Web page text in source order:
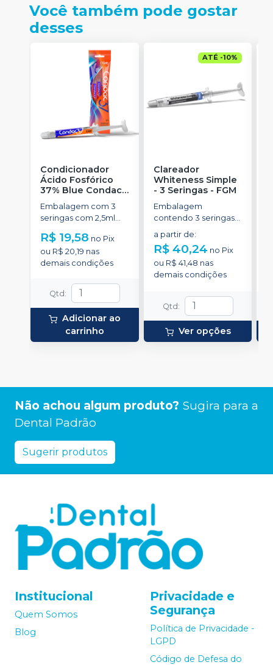
Você também pode gostar
desses
Condicionador
Ácido Fosfórico
37% Blue Condac-
FGM
Embalagem com 3
seringas com 2,5ml
cada uma e 3
ponteiras para
aplicação.
R$ 19,58 no Pix
ou R$ 20,19 nas
demais condições
Qtd:
Adicionar ao
carrinho
ATÉ -10%
Clareador
Whiteness Simple
- 3 Seringas- FGM
Embalagem
contendo 3 seringas
com 3g de gel cada
uma.
a partir de:
R$ 40,24 no Pix
ou R$ 41,48 nas
demais condições
Qtd:
Ver opções
Não achou algum produto? Sugira para a
Dental Padrão
Sugerir produtos
Institucional
Quem Somos
Blog
Privacidade e
Segurança
Política de Privacidade -
LGPD
Código de Defesa do